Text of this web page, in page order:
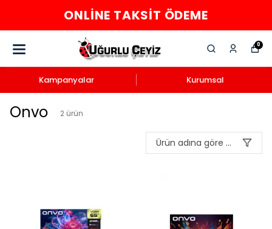
ONLINE TAKSIT ÖDEME
0
Kampanyalar Kurumsal
Onvo 2 ürün
Ürün adına göre A-Z